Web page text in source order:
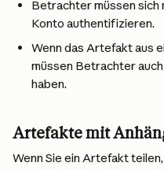
Betrachter müssen sich
Konto authentifizieren.
Wenn das Artefakt aus
müssen Betrachter
haben.
Artefakte mit
Wenn Sie ein Artefakt